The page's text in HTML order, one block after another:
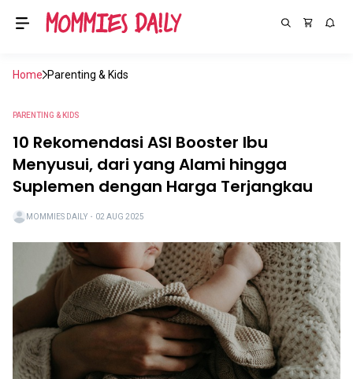
Home Parenting & Kids
PARENTING & KIDS
10 Rekomendasi ASI Booster Ibu
Menyusui, dari yang Alami hingga
Suplemen dengan Harga Terjangkau
MOMMIES DAILY ・ 02 AUG 2025